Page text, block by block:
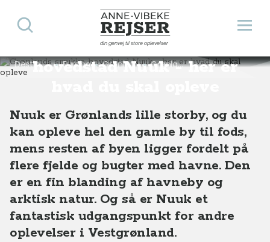
Anne-Vibeke Rejser
din genvej til store oplevelser
Åbn
Søg
Grønlands smukke
hovedstad Nuuk - her er
Destinationer Europa Grønland Grønlands smukke hovedstad Nuuk - her er hvad du skal opleve
Nuuk er Grønlands lille storby, og du
kan opleve hel den gamle by til fods,
mens resten af byen ligger fordelt på
flere fjelde og bugter med havne. Den
er en fin blanding af havneby og
arktisk natur. Og så er Nuuk et
fantastisk udgangspunkt for andre
oplevelser i Vestgrønland.